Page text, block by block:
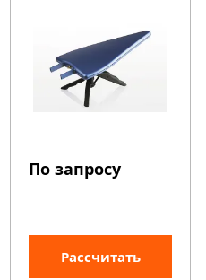
По запросу
Рассчитать